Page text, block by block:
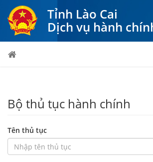
Tỉnh Lào Cai
Dịch vụ hành
Bộ thủ tục hành chính
Tên thủ tục